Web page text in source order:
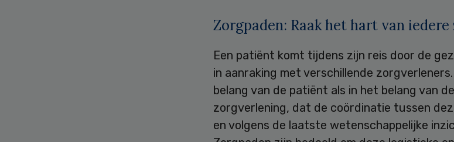
Zorgpaden: Raak het hart van
Een patiënt komt tijdens zijn reis door de
in aanraking met verschillende
belang van de patiënt als in het belang van
zorgverlening, dat de coördinatie tussen
en volgens de laatste wetenschappelijke